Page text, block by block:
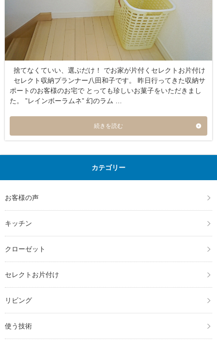
捨てなくていい、選ぶだけ！ でお家が片付くセレクトお片付け
セレクト収納プランナー八田和子です。 昨日行ってきた収納サ
ポートのお客様のお宅で とっても珍しいお菓子をいただきまし
た。 ”レインボーラムネ” 幻のラム …
続きを読む
カテゴリー
お客様の声
キッチン
クローゼット
セレクトお片付け
リビング
使う技術